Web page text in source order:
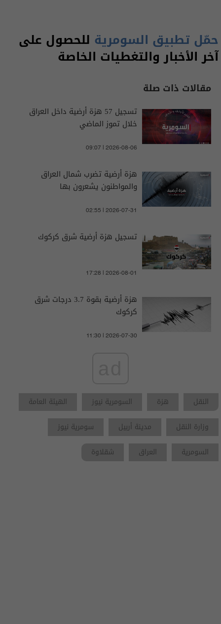
حمّل تطبيق السومرية للحصول على
آخر الأخبار والتغطيات الخاصة
مقالات ذات صلة
تسجيل 57 هزة أرضية داخل العراق
خلال تموز الماضي
09:07 | 2026-08-06
هزة أرضية تضرب شمال العراق
والمواطنون يشعرون بها
02:55 | 2026-07-31
تسجيل هزة أرضية شرق كركوك
17:28 | 2026-08-01
هزة أرضية بقوة 3.7 درجات شرق
كركوك
11:30 | 2026-07-30
النقل هزة السومرية نيوز
الهيئة العامة
وزارة النقل
مدينة أربيل
سومرية نيوز
السومرية
العراق شقلاوة